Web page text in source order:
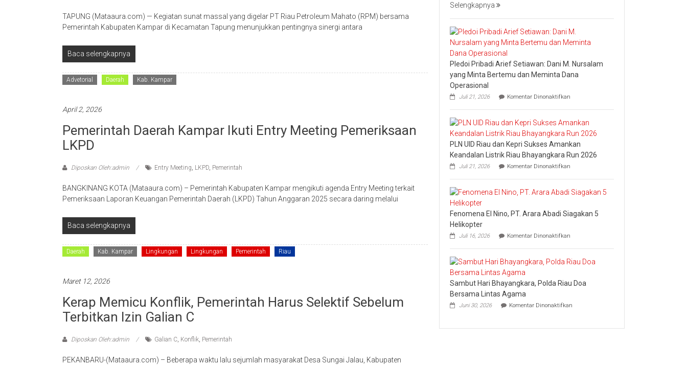
TAPUNG (Mataaura.com) — Kegiatan sunat massal yang digelar PT Riau Petroleum Mahato (RPM) bersama
Pemerintah Kabupaten Kampar di Kecamatan Tapung menunjukkan pentingnya sinergi antara
Baca selengkapnya
Advetorial Daerah Kab. Kampar
April 2, 2026
Pemerintah Daerah Kampar Ikuti Entry Meeting Pemeriksaan
LKPD
Diposkan Oleh:admin Entry Meeting, LKPD, Pemerintah
BANGKINANG KOTA (Mataaura.com) – Pemerintah Kabupaten Kampar mengikuti agenda Entry Meeting terkait
Pemeriksaan Laporan Keuangan Pemerintah Daerah (LKPD) Tahun Anggaran 2025 secara daring melalui
Baca selengkapnya
Daerah Kab. Kampar Lingkungan Lingkungan Pemerintah Riau
Maret 12, 2026
Kerap Memicu Konflik, Pemerintah Harus Selektif Sebelum
Terbitkan Izin Galian C
Diposkan Oleh:admin Galian C, Konflik, Pemerintah
PEKANBARU-(Mataaura.com) – Beberapa waktu lalu sejumlah masyarakat Desa Sungai Jalau, Kabupaten
Lembaga
Selengkapnya
Pledoi Pribadi Arief Setiawan: Dani M. Nursalam
yang Minta Bertemu dan Meminta Dana
Operasional
Juli 21, 2026 Komentar Dinonaktifkan
Pribadi
Arief
Setiawan:
Dani
M.
Nursalam
yang
Meminta
PLN UID Riau dan Kepri Sukses Amankan
Keandalan Listrik Riau Bhayangkara Run 2026
Juli 21, 2026 Komentar Dinonaktifkan
UID
Riau
dan
Sukses
Run
Fenomena El Nino, PT. Arara Abadi Siagakan 5
Helikopter
Juli 16, 2026 Komentar Dinonaktifkan
El
Nino,
PT.
Abadi
Helikopter
Sambut Hari Bhayangkara, Polda Riau Doa
Bersama Lintas Agama
Juni 30, 2026 Komentar Dinonaktifkan
Bhayangkara,